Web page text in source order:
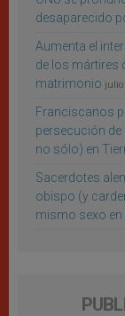
desaparecido
Aumenta el
de los mártires
matrimonio julio
Franciscanos
persecución
no sólo) en
Sacerdotes
obispo (y
mismo sexo